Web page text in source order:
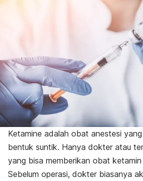
Ketamine adalah obat anestesi
bentuk suntik. Hanya dokter atau
yang bisa memberikan obat ketamin
Sebelum operasi, dokter biasanya